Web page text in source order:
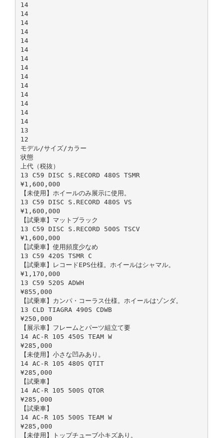
14
14
14
14
14
14
14
14
14
14
14
14
14
14
13
12
モデル/サイズ/カラー
状態
上代（税抜）
13 C59 DISC S.RECORD 480S TSMR
¥1,600,000
【未使用】ホイールのみ展示に使用。
13 C59 DISC S.RECORD 480S VS
¥1,600,000
【試乗車】マットブラック
13 C59 DISC S.RECORD 500S TSCV
¥1,600,000
【試乗車】使用頻度少なめ
13 C59 420S TSMR C
【試乗車】レコードEPS仕様。ホイールはシャマル。
¥1,170,000
13 C59 520S ADWH
¥855,000
【試乗車】カンパ・コーラス仕様。ホイールはゾンダ。
13 CLD TIAGRA 490S CDWB
¥250,000
【展示車】フレームとパーツ組立て要
14 AC-R 105 450S TEAM W
¥285,000
【未使用】小さな凹みあり。
14 AC-R 105 480S QTIT
¥285,000
【試乗車】
14 AC-R 105 500S QTOR
¥285,000
【試乗車】
14 AC-R 105 500S TEAM W
¥285,000
【未使用】トップチューブ小キズあり。